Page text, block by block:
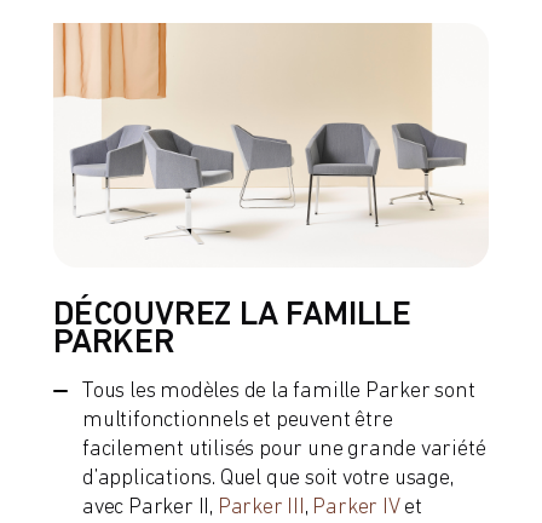
DÉCOUVREZ LA FAMILLE
PARKER
Tous les modèles de la famille Parker sont
multifonctionnels et peuvent être
facilement utilisés pour une grande variété
d’applications. Quel que soit votre usage,
avec Parker II, Parker III , Parker IVet